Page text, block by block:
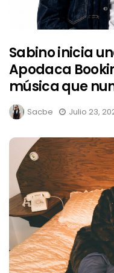
Sabino inicia
Apodaca
música que
Sacbe Julio 23,